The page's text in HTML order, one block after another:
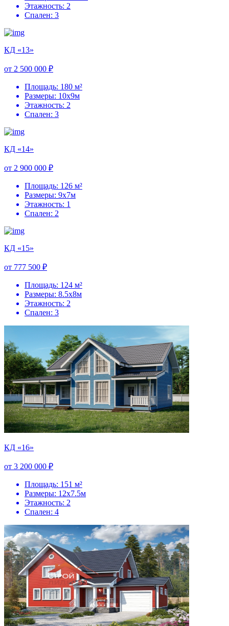
Этажность: 2
Спален: 3
КД «13»
от 2 500 000 ₽
Площадь: 180 м²
Размеры: 10х9м
Этажность: 2
Спален: 3
КД «14»
от 2 900 000 ₽
Площадь: 126 м²
Размеры: 9х7м
Этажность: 1
Спален: 2
КД «15»
от 777 500 ₽
Площадь: 124 м²
Размеры: 8.5х8м
Этажность: 2
Спален: 3
КД «16»
от 3 200 000 ₽
Площадь: 151 м²
Размеры: 12х7.5м
Этажность: 2
Спален: 4